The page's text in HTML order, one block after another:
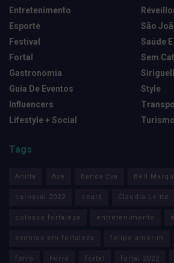
Entretenimento
Esporte
Festival
Fortal
Gastronomia
Guia De Eventos
Influencers
Lifestyle + Social
São
Saúde
Sem
Style
Turismo
Tags
Anitta Axé Banda Eva Bell
carnaval 2022 ceará Claudia Leitte
colosso fortaleza entretenimento
eventos em fortaleza felipe amorim
forro Forró fortal fortal 2022